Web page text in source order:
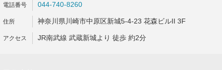
044-740-8260
神奈川県川崎市中原区新城5-4-23 花森ビルII 3F
JR南武線 武蔵新城より 徒歩 約2分